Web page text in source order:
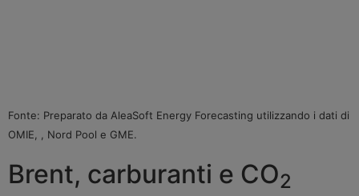
Fonte: Preparato da AleaSoft Energy Forecasting utilizzando i dati di
OMIE, , Nord Pool e GME.
Brent, carburanti e CO2